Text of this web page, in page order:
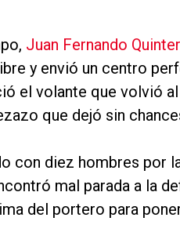
Juan Fernando
y envió un centro
el volante que volvió
que dejó sin
con diez hombres por
mal parada a la
del portero para